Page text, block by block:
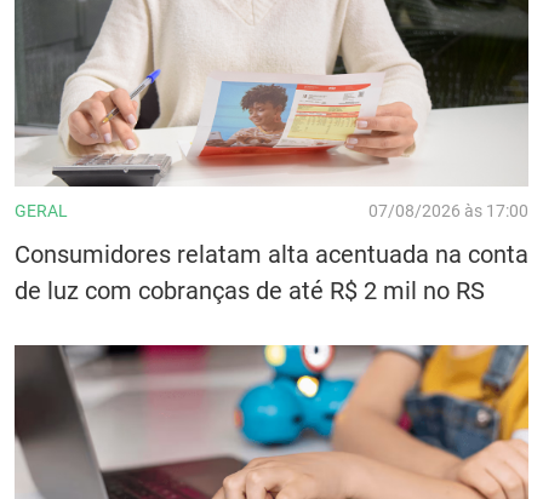
GERAL 07/08/2026 às 17:00
Consumidores relatam alta acentuada na conta
de luz com cobranças de até R$ 2 mil no RS